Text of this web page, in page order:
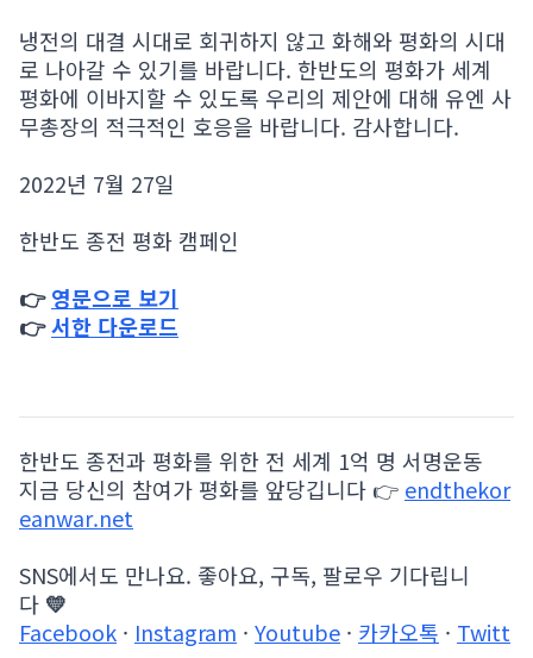
냉전의 대결 시대로 회귀하지 않고 화해와 평화의 시대
로 나아갈 수 있기를 바랍니다. 한반도의 평화가 세계
평화에 이바지할 수 있도록 우리의 제안에 대해 유엔 사
무총장의 적극적인 호응을 바랍니다. 감사합니다.
2022년 7월 27일
한반도 종전 평화 캠페인
👉영문으로 보기
👉서한 다운로드
한반도 종전과 평화를 위한 전 세계 1억 명 서명운동
지금 당신의 참여가 평화를 앞당깁니다 👉 endthekor
eanwar.net
SNS에서도 만나요. 좋아요, 구독, 팔로우 기다립니
다 💛
Facebook · Instagram · Youtube · 카카오톡 · Twitt